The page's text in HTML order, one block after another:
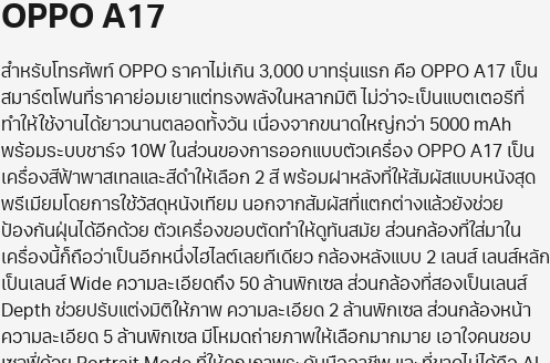
OPPO A17
สำหรับโทรศัพท์ OPPO ราคาไม่เกิน 3,000 บาทรุ่นแรก คือ OPPO A17 เป็น
สมาร์ตโฟนที่ราคาย่อมเยาแต่ทรงพลังในหลากมิติ ไม่ว่าจะเป็นแบตเตอรีที่
ทำให้ใช้งานได้ยาวนานตลอดทั้งวัน เนื่องจากขนาดใหญ่กว่า 5000 mAh
พร้อมระบบชาร์จ 10W ในส่วนของการออกแบบตัวเครื่อง OPPO A17 เป็น
เครื่องสีฟ้าพาสเทลและสีดำให้เลือก 2 สี พร้อมฝาหลังที่ให้สัมผัสแบบหนังสุด
พรีเมียมโดยการใช้วัสดุหนังเทียม นอกจากสัมผัสที่แตกต่างแล้วยังช่วย
ป้องกันฝุ่นได้อีกด้วย ตัวเครื่องขอบตัดทำให้ดูทันสมัย ส่วนกล้องที่ใส่มาใน
เครื่องนี้ก็ถือว่าเป็นอีกหนึ่งไฮไลต์เลยทีเดียว กล้องหลังแบบ 2 เลนส์ เลนส์หลัก
เป็นเลนส์ Wide ความละเอียดถึง 50 ล้านพิกเซล ส่วนกล้องที่สองเป็นเลนส์
Depth ช่วยปรับแต่งมิติให้ภาพ ความละเอียด 2 ล้านพิกเซล ส่วนกล้องหน้า
ความละเอียด 5 ล้านพิกเซล มีโหมดถ่ายภาพให้เลือกมากมาย เอาใจคนชอบ